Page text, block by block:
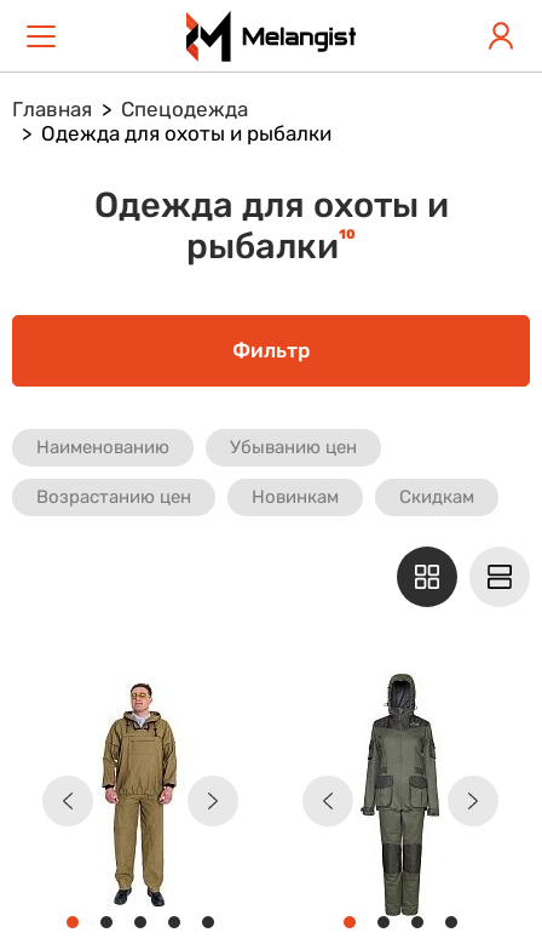
Главная
Спецодежда
Одежда для охоты и рыбалки
Одежда для охоты и
рыбалки10
Фильтр
Наименованию Убыванию цен
Возрастанию цен Новинкам Скидкам